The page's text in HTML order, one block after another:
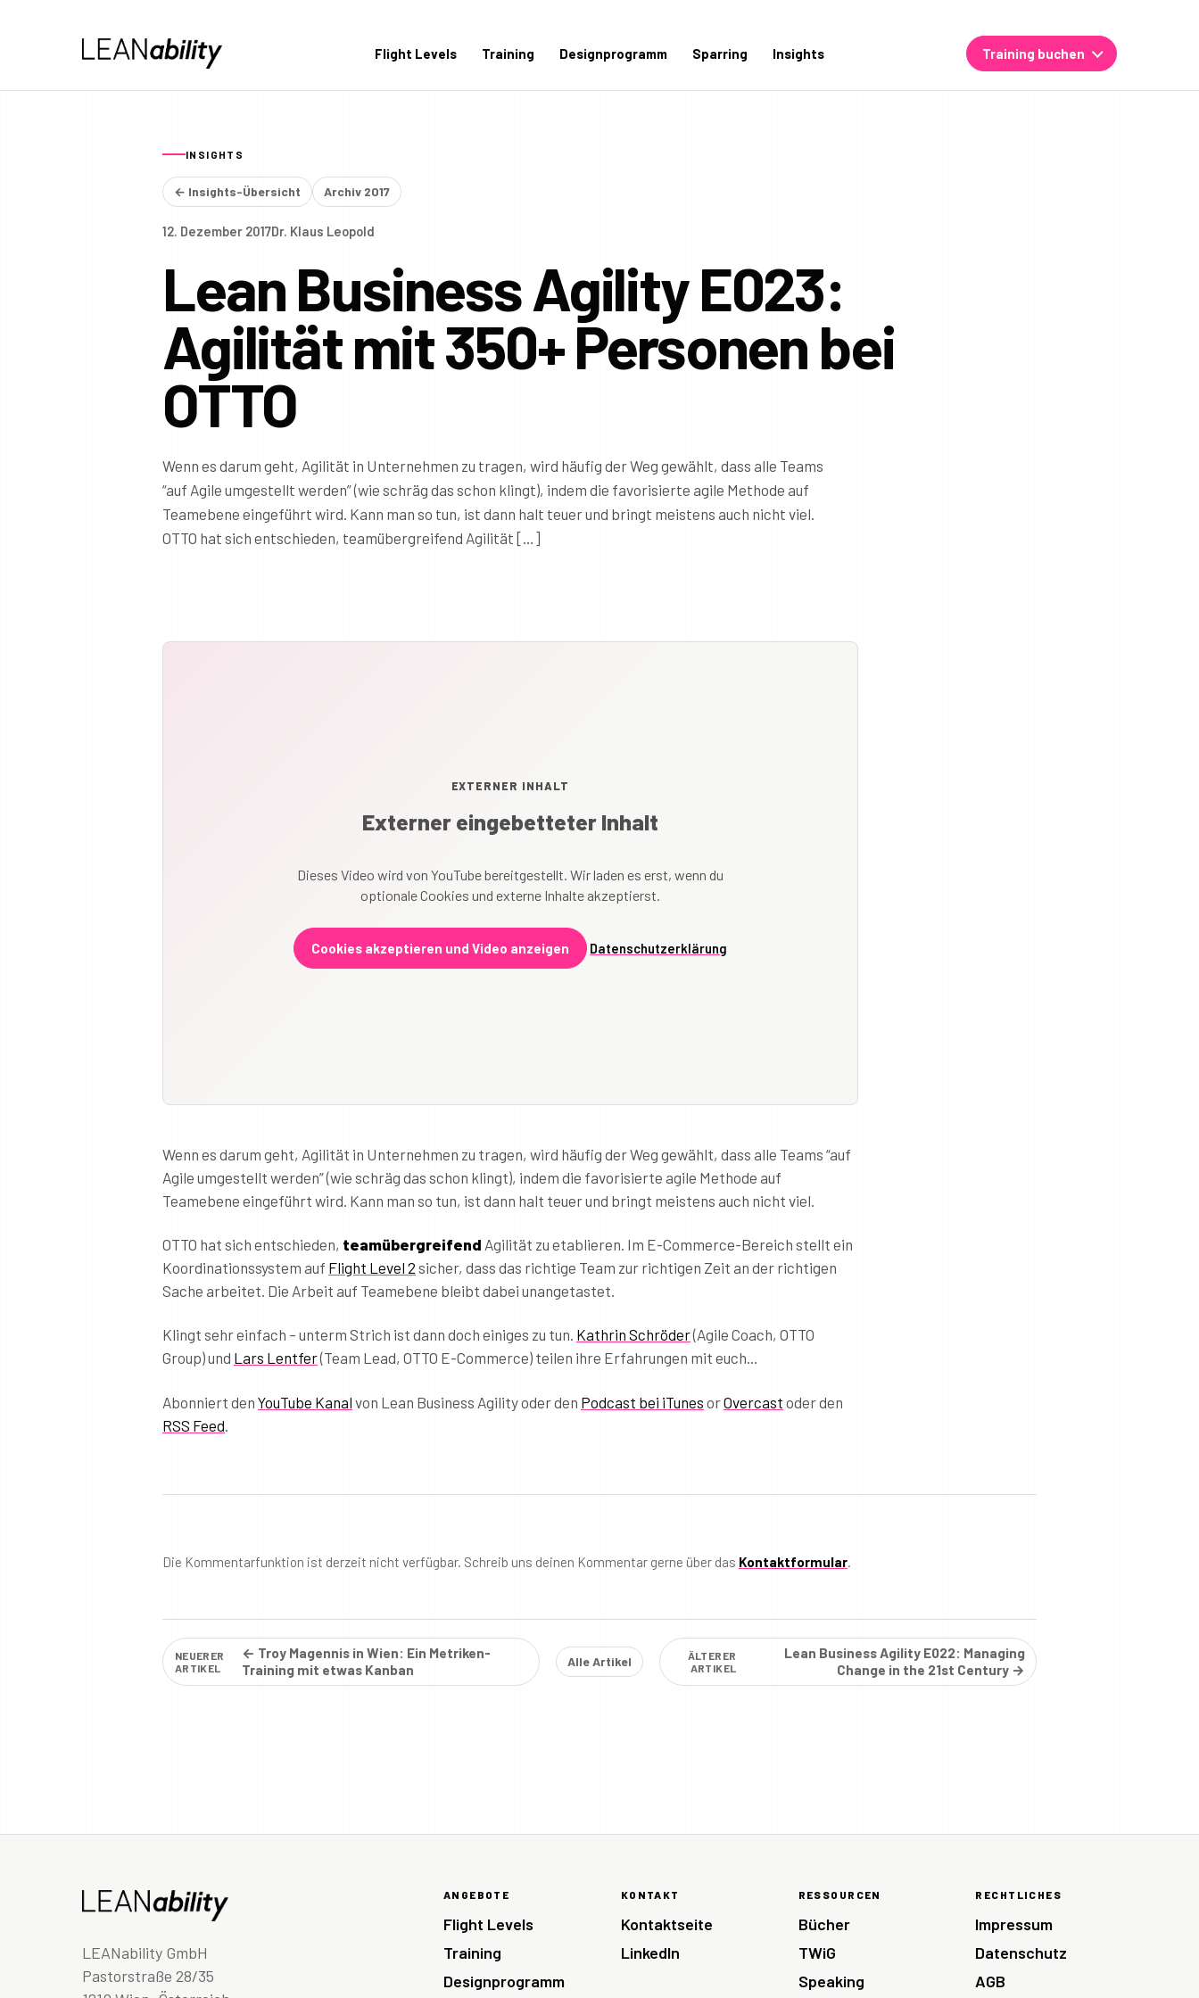
Flight Levels Training Designprogramm Sparring Insights Training buchen
INSIGHTS
← Insights-Übersicht Archiv 2017
12. Dezember 2017Dr. Klaus Leopold
Lean Business Agility E023:
Agilität mit 350+ Personen bei
OTTO
Wenn es darum geht, Agilität in Unternehmen zu tragen, wird häufig der Weg gewählt, dass alle Teams
“auf Agile umgestellt werden” (wie schräg das schon klingt), indem die favorisierte agile Methode auf
Teamebene eingeführt wird. Kann man so tun, ist dann halt teuer und bringt meistens auch nicht viel.
OTTO hat sich entschieden, teamübergreifend Agilität […]
EXTERNER INHALT
Externer eingebetteter Inhalt
Dieses Video wird von YouTube bereitgestellt. Wir laden es erst, wenn du
optionale Cookies und externe Inhalte akzeptierst.
Cookies akzeptieren und Video anzeigen Datenschutzerklärung
Wenn es darum geht, Agilität in Unternehmen zu tragen, wird häufig der Weg gewählt, dass alle Teams “auf
Agile umgestellt werden” (wie schräg das schon klingt), indem die favorisierte agile Methode auf
Teamebene eingeführt wird. Kann man so tun, ist dann halt teuer und bringt meistens auch nicht viel.
OTTO hat sich entschieden, teamübergreifend Agilität zu etablieren. Im E-Commerce-Bereich stellt ein
Koordinationssystem auf Flight Level 2 sicher, dass das richtige Team zur richtigen Zeit an der richtigen
Sache arbeitet. Die Arbeit auf Teamebene bleibt dabei unangetastet.
Klingt sehr einfach – unterm Strich ist dann doch einiges zu tun. Kathrin Schröder(Agile Coach, OTTO
Group) und Lars Lentfer(Team Lead, OTTO E-Commerce) teilen ihre Erfahrungen mit euch…
Abonniert den YouTube Kanal von Lean Business Agility oder den Podcast bei iTunes orOvercast oder den
RSS Feed
Die Kommentarfunktion ist derzeit nicht verfügbar. Schreib uns deinen Kommentar gerne über das Kontaktformular.
NEUERER
ARTIKEL
← Troy Magennis in Wien: Ein Metriken-
Training mit etwas Kanban
Alle Artikel
ÄLTERER
ARTIKEL
Lean Business Agility E022: Managing
Change in the 21st Century →
LEANability GmbH
Pastorstraße 28/35
ANGEBOTE
Flight Levels
Training
Designprogramm
KONTAKT
Kontaktseite
LinkedIn
RESSOURCEN
Bücher
TWiG
Speaking
RECHTLICHES
Impressum
Datenschutz
AGB